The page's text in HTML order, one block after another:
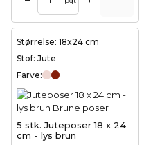
Størrelse: 18x24 cm
Stof: Jute
Farve:
5 stk. Juteposer 18 x 24
cm - lys brun